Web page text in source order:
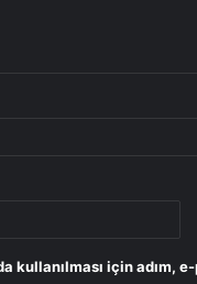
kullanılması için adım,